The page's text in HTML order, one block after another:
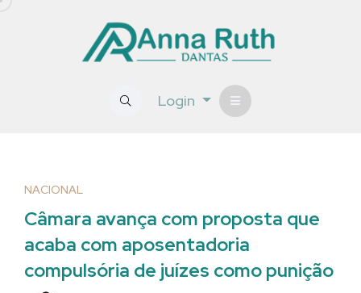
Login
NACIONAL
Câmara avança com proposta que
acaba com aposentadoria
compulsória de juízes como punição